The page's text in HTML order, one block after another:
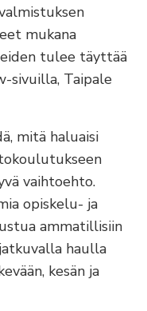
mukana
tulee täyttää
sivuilla, Taipale
mitä haluaisi
vaihtoehto.
opiskelu- ja
ammatillisiin
haulla
kesän ja